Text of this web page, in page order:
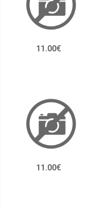
11.00€
11.00€